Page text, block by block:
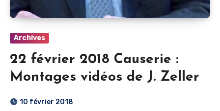
Archives
22 février 2018 Causerie :
Montages vidéos de J. Zeller
10 février 2018